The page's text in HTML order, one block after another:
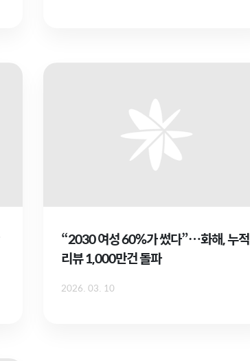
“2030 여성 60%가 썼다”…화해, 누적
리뷰 1,000만건 돌파
2026. 03. 10